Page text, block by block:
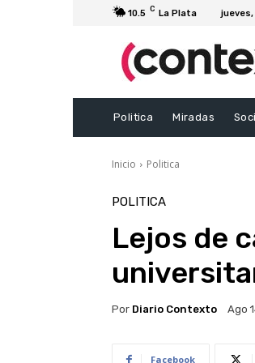
10.5 C La Plata
Politica Miradas
Inicio Politica
POLITICA
Lejos de
Por Diario Contexto Ago
Facebook